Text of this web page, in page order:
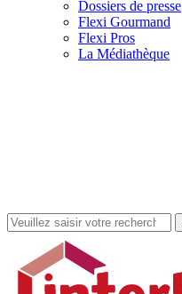
Dossiers de presse
Flexi Gourmand
Flexi Pros
La Médiathèque
Rechercher
dans
site